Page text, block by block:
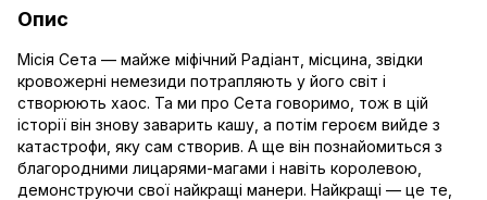
Опис
Місія Сета — майже міфічний Радіант, місцина, звідки
кровожерні немезиди потрапляють у його світ і
створюють хаос. Та ми про Сета говоримо, тож в цій
історії він знову заварить кашу, а потім героєм вийде з
катастрофи, яку сам створив. А ще він познайомиться з
благородними лицарями-магами і навіть королевою,
демонструючи свої найкращі манери. Найкращі — це те,